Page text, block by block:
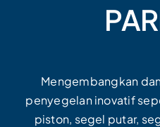
Mengembangkan
penyegelan inovatif
piston, segel putar,